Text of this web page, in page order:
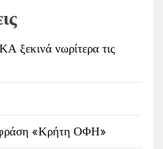
ξεκινά νωρίτερα τις
«Κρήτη ΟΦΗ»